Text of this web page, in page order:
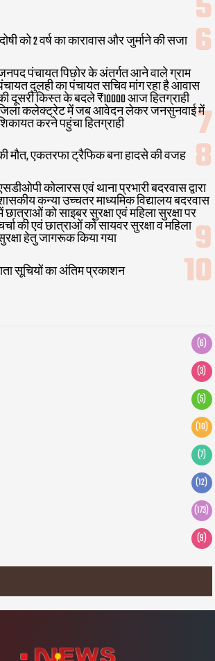
को 2 वर्ष का कारावास और जुर्माने की सजा
पंचायत पिछोर के अंतर्गत आने वाले ग्राम
दुलही का पंचायत सचिव मांग रहा है आवास
दूसरी किस्त के बदले ₹10000 आज हितग्राही
कलेक्ट्रेट में जब आवेदन लेकर जनसुनवाई में
करने पहुंचा हितग्राही
मौत, एकतरफा ट्रैफिक बना हादसे की वजह
कोलारस एवं थाना प्रभारी बदरवास द्वारा
कन्या उच्चतर माध्यमिक विद्यालय बदरवास
छात्राओं को साइबर सुरक्षा एवं महिला सुरक्षा पर
की एवं छात्राओं को सायवर सुरक्षा व महिला
हेतु जागरूक किया गया
सूचियों का अंतिम प्रकाशन
(6)
(3)
(5)
(10)
(7)
(12)
(173)
(9)